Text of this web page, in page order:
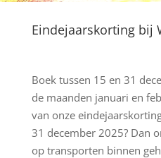
Eindejaarskorting bij
Boek tussen 15 en 31
de maanden januari en
van onze
31 december 2025? Dan
op transporten binnen